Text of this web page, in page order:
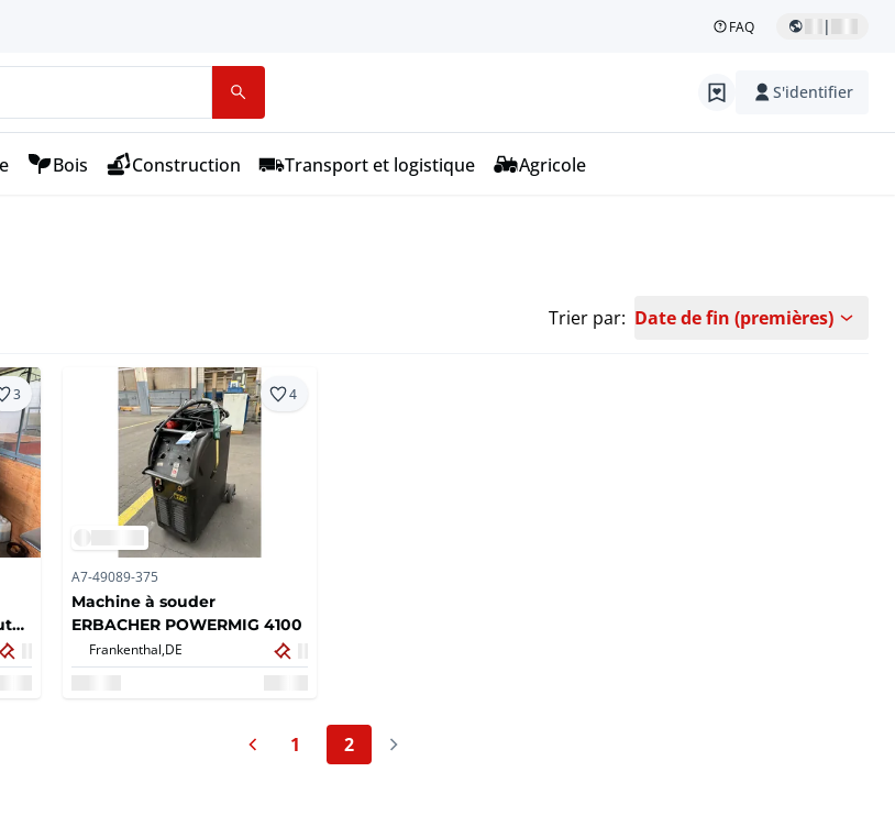
FAQ |
S'identifier
Bois Construction Transport et logistique Agricole
Trier par: Date de fin (premières)
3 4
A7-49089-375
Machine à souder
ERBACHER POWERMIG 4100
Frankenthal, DE
Page précédente
Page
1 2 Page suivante